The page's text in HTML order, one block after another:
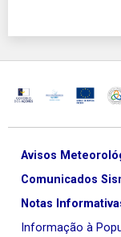
Avisos
Comunicados
Notas
Informação à